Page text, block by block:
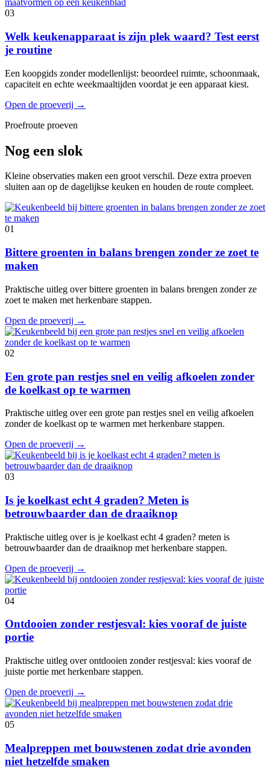
03
Welk keukenapparaat is zijn plek waard? Test eerst
je routine
Een koopgids zonder modellenlijst: beoordeel ruimte, schoonmaak,
capaciteit en echte weekmaaltijden voordat je een apparaat kiest.
Open de proeverij →
Proefroute proeven
Nog een slok
Kleine observaties maken een groot verschil. Deze extra proeven
sluiten aan op de dagelijkse keuken en houden de route compleet.
01
Bittere groenten in balans brengen zonder ze zoet te
maken
Praktische uitleg over bittere groenten in balans brengen zonder ze
zoet te maken met herkenbare stappen.
Open de proeverij →
02
Een grote pan restjes snel en veilig afkoelen zonder
de koelkast op te warmen
Praktische uitleg over een grote pan restjes snel en veilig afkoelen
zonder de koelkast op te warmen met herkenbare stappen.
Open de proeverij →
03
Is je koelkast echt 4 graden? Meten is
betrouwbaarder dan de draaiknop
Praktische uitleg over is je koelkast echt 4 graden? meten is
betrouwbaarder dan de draaiknop met herkenbare stappen.
Open de proeverij →
04
Ontdooien zonder restjesval: kies vooraf de juiste
portie
Praktische uitleg over ontdooien zonder restjesval: kies vooraf de
juiste portie met herkenbare stappen.
Open de proeverij →
05
Mealpreppen met bouwstenen zodat drie avonden
niet hetzelfde smaken